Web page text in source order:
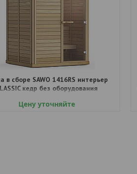
в сборе SAWO 1416RS интерьер
кедр без оборудования
Цену уточняйте